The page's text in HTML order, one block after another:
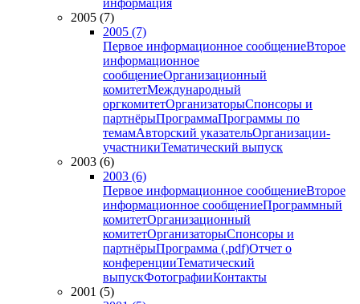
информация
2005 (7)
2005 (7)
Первое информационное сообщениеВторое
информационное
сообщениеОрганизационный
комитетМеждународный
оргкомитетОрганизаторыСпонсоры и
партнёрыПрограммаПрограммы по
темамАвторский указательОрганизации-
участникиТематический выпуск
2003 (6)
2003 (6)
Первое информационное сообщениеВторое
информационное сообщениеПрограммный
комитетОрганизационный
комитетОрганизаторыСпонсоры и
партнёрыПрограмма (.pdf)Отчет о
конференцииТематический
выпускФотографииКонтакты
2001 (5)